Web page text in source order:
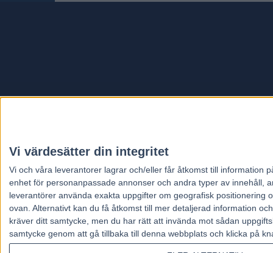
Vi värdesätter din integritet
Vi och våra leverantorer lagrar och/eller får åtkomst till information
enhet för personanpassade annonser och andra typer av innehåll,
leverantörer använda exakta uppgifter om geografisk
ovan. Alternativt kan du få åtkomst till mer detaljerad information
kräver ditt samtycke, men du har rätt att invända mot sådan
samtycke genom att gå tillbaka till denna webbplats och klicka på